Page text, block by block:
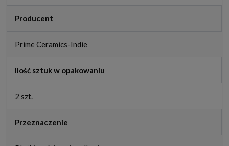
Producent
Prime Ceramics-Indie
Ilość sztuk w opakowaniu
2 szt.
Przeznaczenie